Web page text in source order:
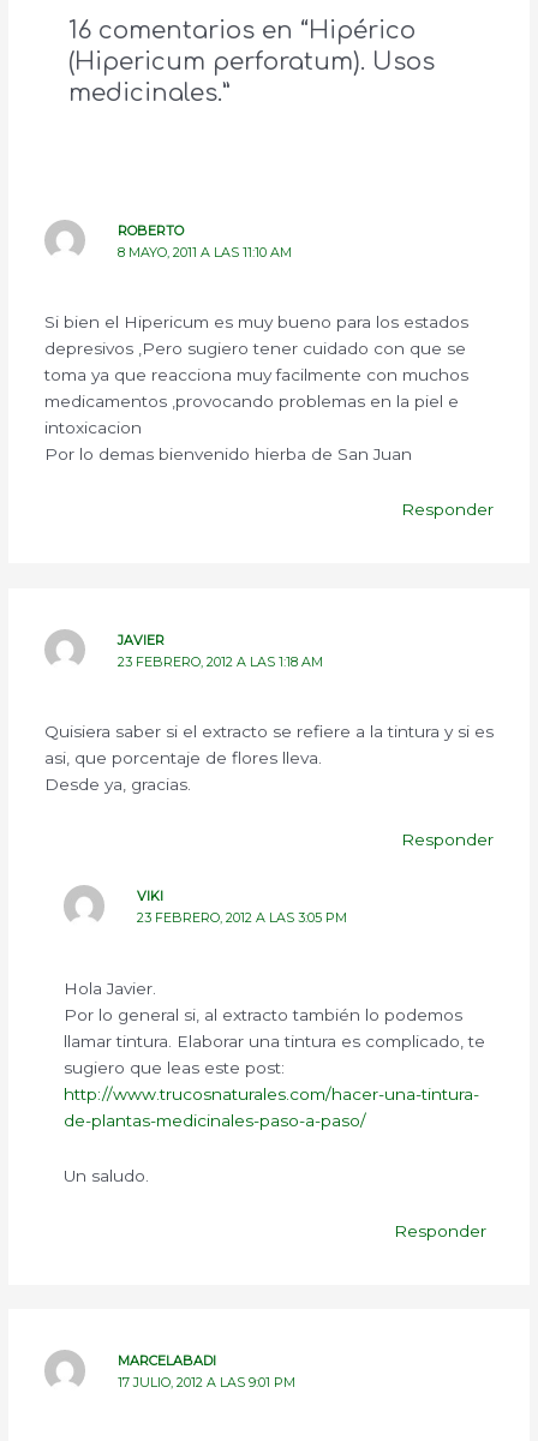
16 comentarios en “Hipérico
(Hipericum perforatum). Usos
medicinales.”
ROBERTO
8 MAYO, 2011 A LAS 11:10 AM
Si bien el Hipericum es muy bueno para los estados
depresivos ,Pero sugiero tener cuidado con que se
toma ya que reacciona muy facilmente con muchos
medicamentos ,provocando problemas en la piel e
intoxicacion
Por lo demas bienvenido hierba de San Juan
Responder
JAVIER
23 FEBRERO, 2012 A LAS 1:18 AM
Quisiera saber si el extracto se refiere a la tintura y si es
asi, que porcentaje de flores lleva.
Desde ya, gracias.
Responder
VIKI
23 FEBRERO, 2012 A LAS 3:05 PM
Hola Javier.
Por lo general si, al extracto también lo podemos
llamar tintura. Elaborar una tintura es complicado, te
sugiero que leas este post:
http://www.trucosnaturales.com/hacer-una-tintura-
de-plantas-medicinales-paso-a-paso/
Un saludo.
Responder
MARCELABADI
17 JULIO, 2012 A LAS 9:01 PM